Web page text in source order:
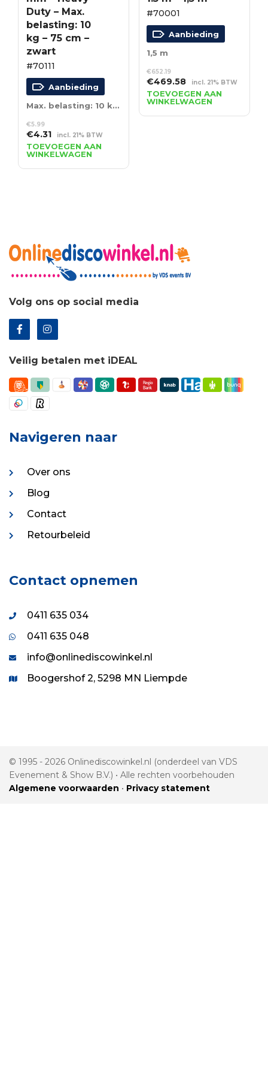
Duty – Max.
belasting: 10
kg – 75 cm –
zwart
#70111
Aanbieding
Max. belasting: 10 kg – 75 cm – zwart
€5.99
Oorspronkelijke
prijs
was:
€5.99.
€4.31Huidige
prijs
is:
€4.31.
incl. 21% BTW
TOEVOEGEN AAN
WINKELWAGEN
#70001
Aanbieding
1,5 m
€652.19
Oorspronkelijke
prijs
was:
€652.19.
€469.58Huidige
prijs
is:
€469.58.
incl. 21% BTW
TOEVOEGEN AAN
WINKELWAGEN
Volg ons op social media
Veilig betalen met iDEAL
Navigeren naar
Over ons
Blog
Contact
Retourbeleid
Contact opnemen
0411 635 034
0411 635 048
info@onlinediscowinkel.nl
Boogershof 2, 5298 MN Liempde
© 1995 - 2026 Onlinediscowinkel.nl (onderdeel van VDS
Evenement & Show B.V.) • Alle rechten voorbehouden
Algemene voorwaarden • Privacy statement